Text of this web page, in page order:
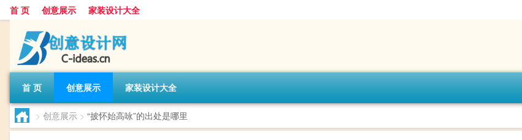
首 页 创意展示 家装设计大全
首 页 创意展示 家装设计大全
> 创意展示 > “披怀始高咏”的出处是哪里